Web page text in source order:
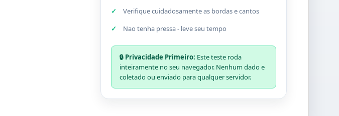
Verifique cuidadosamente as bordas e cantos
Nao tenha pressa - leve seu tempo
🔒 Privacidade Primeiro: Este teste roda
inteiramente no seu navegador. Nenhum dado e
coletado ou enviado para qualquer servidor.